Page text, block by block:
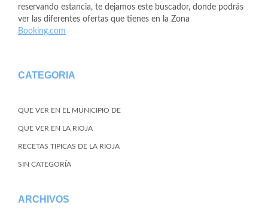
reservando estancia, te dejamos este buscador, donde podrás
ver las diferentes ofertas que tienes en la Zona
Booking.com
CATEGORIA
QUE VER EN EL MUNICIPIO DE
QUE VER EN LA RIOJA
RECETAS TIPICAS DE LA RIOJA
SIN CATEGORÍA
ARCHIVOS